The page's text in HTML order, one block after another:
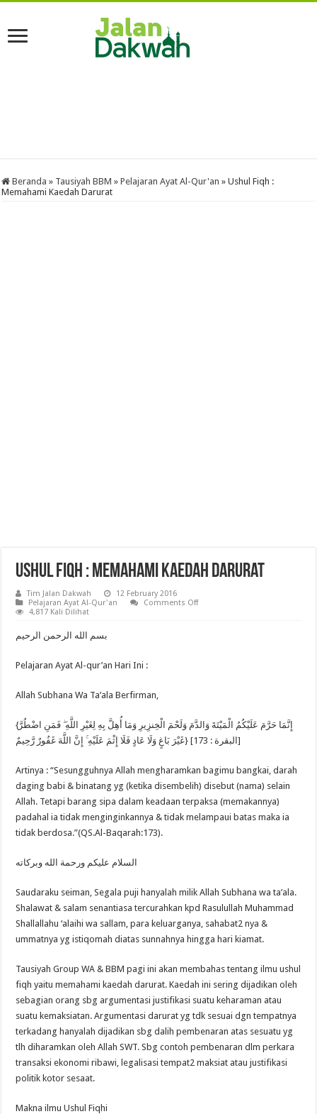
Beranda » Tausiyah BBM » Pelajaran Ayat Al-Qur'an » Ushul Fiqh :
Memahami Kaedah Darurat
Ushul Fiqh : Memahami Kaedah Darurat
Tim Jalan Dakwah
12 February 2016
Pelajaran Ayat Al-Qur'an
Comments Offon
4,817 Kali Dilihat
بسم الله الرحمن الرحيم
Pelajaran Ayat Al-qur’an Hari Ini :
Allah Subhana Wa Ta’ala Berfirman,
{إِنَّمَا حَرَّمَ عَلَيْكُمُ الْمَيْتَةَ وَالدَّمَ وَلَحْمَ الْخِنزِيرِ وَمَا أُهِلَّ بِهِ لِغَيْرِ اللَّهِ ۖ فَمَنِ اضْطُرَّ
غَيْرَ بَاغٍ وَلَا عَادٍ فَلَا إِثْمَ عَلَيْهِ ۚ إِنَّ اللَّهَ غَفُورٌ رَّحِيمٌ} [البقرة : 173]
Artinya : “Sesungguhnya Allah mengharamkan bagimu bangkai, darah
daging babi & binatang yg (ketika disembelih) disebut (nama) selain
Allah. Tetapi barang sipa dalam keadaan terpaksa (memakannya)
padahal ia tidak menginginkannya & tidak melampaui batas maka ia
tidak berdosa.”(QS.Al-Baqarah:173).
السلام عليكم ورحمة الله وبركاته
Saudaraku seiman, Segala puji hanyalah milik Allah Subhana wa ta’ala.
Shalawat & salam senantiasa tercurahkan kpd Rasulullah Muhammad
Shallallahu ‘alaihi wa sallam, para keluarganya, sahabat2 nya &
ummatnya yg istiqomah diatas sunnahnya hingga hari kiamat.
Tausiyah Group WA & BBM pagi ini akan membahas tentang ilmu ushul
fiqh yaitu memahami kaedah darurat. Kaedah ini sering dijadikan oleh
sebagian orang sbg argumentasi justifikasi suatu keharaman atau
suatu kemaksiatan. Argumentasi darurat yg tdk sesuai dgn tempatnya
terkadang hanyalah dijadikan sbg dalih pembenaran atas sesuatu yg
tlh diharamkan oleh Allah SWT. Sbg contoh pembenaran dlm perkara
transaksi ekonomi ribawi, legalisasi tempat2 maksiat atau justifikasi
politik kotor sesaat.
Makna ilmu Ushul Fiqhi